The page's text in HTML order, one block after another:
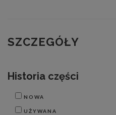
SZCZEGÓŁY
Historia części
NOWA
UŻYWANA